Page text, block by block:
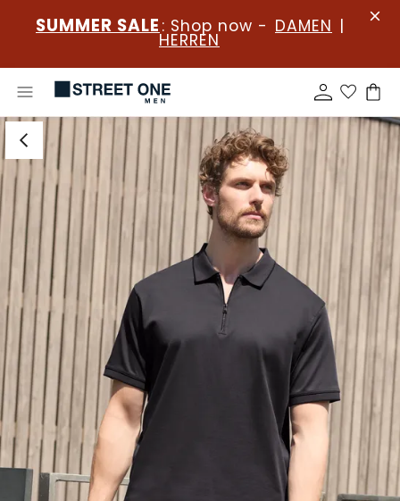
SUMMER SALE : Shop now - DAMEN |
HERREN